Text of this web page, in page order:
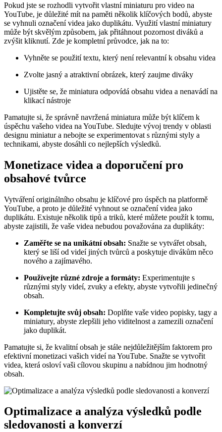
Pokud jste se rozhodli vytvořit vlastní miniaturu pro video na
YouTube, je důležité mít na paměti několik klíčových bodů, abyste
se vyhnuli označení videa jako duplikátu. Využití vlastní miniatury
může být skvělým způsobem, jak přitáhnout pozornost diváků a
zvýšit kliknutí. Zde je kompletní průvodce, jak na to:
Vyhněte se použití textu, který není relevantní k obsahu videa
Zvolte jasný a atraktivní obrázek, který zaujme diváky
Ujistěte se, že miniatura odpovídá obsahu videa a nenavádí na
klikací nástroje
Pamatujte si, že správně navržená miniatura může být klíčem k
úspěchu vašeho videa na YouTube. Sledujte vývoj trendy v oblasti
designu miniatur a nebojte se experimentovat s různými styly a
technikami, abyste dosáhli co nejlepších výsledků.
Monetizace videa a doporučení pro
obsahové tvůrce
Vytváření originálního obsahu je klíčové pro úspěch na platformě
YouTube, a proto je důležité vyhnout se označení videa jako
duplikátu. Existuje několik tipů a triků, které můžete použít k tomu,
abyste zajistili, že vaše videa nebudou považována za duplikáty:
Zaměřte se na unikátní obsah: Snažte se vytvářet obsah,
který se liší od videí jiných tvůrců a poskytuje divákům něco
nového a zajímavého.
Používejte různé zdroje a formáty: Experimentujte s
různými styly videí, zvuky a efekty, abyste vytvořili jedinečný
obsah.
Kompletujte svůj obsah: Doplňte vaše video popisky, tagy a
miniatury, abyste zlepšili jeho viditelnost a zamezili označení
jako duplikát.
Pamatujte si, že kvalitní obsah je stále nejdůležitějším faktorem pro
efektivní monetizaci vašich videí na YouTube. Snažte se vytvořit
videa, která osloví vaši cílovou skupinu a nabídnou jim hodnotný
obsah.
Optimalizace a analýza výsledků podle
sledovanosti a konverzí